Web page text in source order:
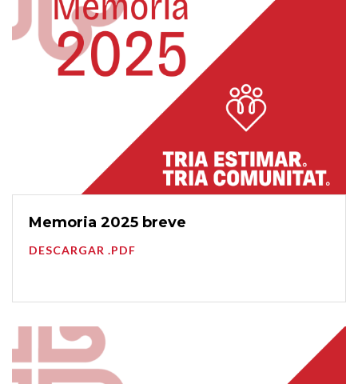
Memoria 2025 breve
DESCARGAR .PDF